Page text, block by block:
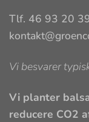
Tlf. 46 93 20
Vi besvarer
Vi planter
reducere CO2